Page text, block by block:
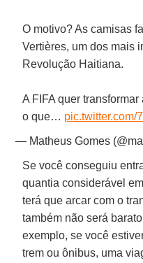
O motivo? As camisas
Vertières, um dos mais
Revolução Haitiana.
A FIFA quer
o que… pic.twitter.com/
— Matheus Gomes
Se você conseguiu
quantia considerável
terá que arcar com o
também não será
exemplo, se você
trem ou ônibus, uma